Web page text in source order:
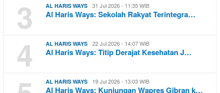
3 AL HARIS WAYS 31 Jul 2026 - 11:35 WIB
Al Haris Ways: Sekolah Rakyat Terintegra…
4 AL HARIS WAYS 22 Jul 2026 - 14:07 WIB
Al Haris Ways: Titip Derajat Kesehatan J…
AL HARIS WAYS 19 Jul 2026 - 13:03 WIB
Al Haris Ways: Kunjungan Wapres Gibran k…